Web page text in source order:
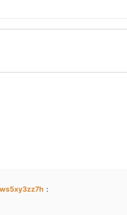
浸在自己的爱好里。
来讲，内心深处那种渴望被人理
的。在《更衣人偶》里我们的男
。这对于男主来讲这本是一场
问题上来，为什么我说这部漫画
滥造的温柔系男主，5不再是无
，在碰到难以面对的困难时咬着
不在意识到自己是一个读者的
：